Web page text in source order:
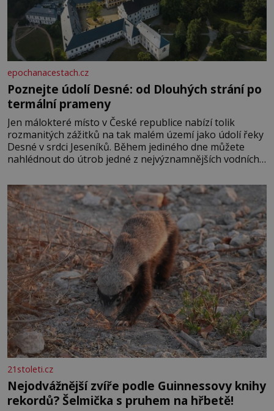
epochanacestach.cz
Poznejte údolí Desné: od Dlouhých strání po
termální prameny
Jen málokteré místo v České republice nabízí tolik
rozmanitých zážitků na tak malém území jako údolí řeky
Desné v srdci Jeseníků. Během jediného dne můžete
nahlédnout do útrob jedné z nejvýznamnějších vodních
se na koloběžce a den zakončit poznáváním památek ve
Velkých Losinách nebo v termálním
21stoleti.cz
Nejodvážnější zvíře podle Guinnessovy knihy
rekordů? Šelmička s pruhem na hřbetě!